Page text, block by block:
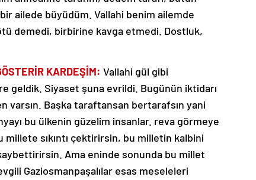
ailede büyüdüm. Vallahi benim ailemde
demedi, birbirine kavga etmedi. Dostluk,
KARDEŞİM: Vallahi gül gibi
geldik. Siyaset şuna evrildi. Bugünün iktidarı
varsın. Başka taraftansan bertarafsın yani
bu ülkenin güzelim insanlar. reva görmeye
millete sıkıntı çektirirsin, bu milletin kalbini
Ama eninde sonunda bu millet
Gaziosmanpaşalılar esas meseleleri